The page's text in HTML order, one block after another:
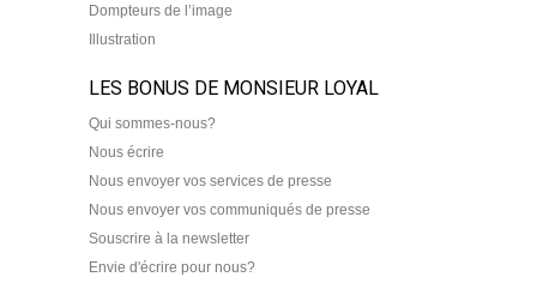
Dompteurs de l’image
Illustration
LES BONUS DE MONSIEUR LOYAL
Qui sommes-nous?
Nous écrire
Nous envoyer vos services de presse
Nous envoyer vos communiqués de presse
Souscrire à la newsletter
Envie d'écrire pour nous?